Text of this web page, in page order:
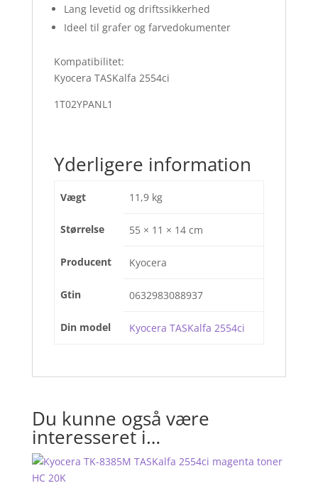
Lang levetid og driftssikkerhed
Ideel til grafer og farvedokumenter
Kompatibilitet:
Kyocera TASKalfa 2554ci
1T02YPANL1
Yderligere information
Vægt 11,9 kg
Størrelse 55 × 11 × 14 cm
Producent Kyocera
Gtin 0632983088937
Din model Kyocera TASKalfa 2554ci
Du kunne også være
interesseret i…